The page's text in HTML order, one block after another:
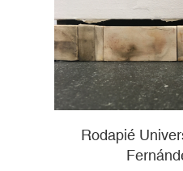
Rodapié